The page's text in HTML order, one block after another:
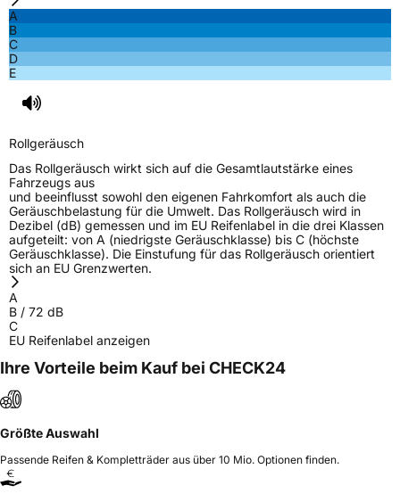
A
B
C
D
E
Rollgeräusch
Das Rollgeräusch wirkt sich auf die Gesamtlautstärke eines
Fahrzeugs aus
und beeinflusst sowohl den eigenen Fahrkomfort als auch die
Geräuschbelastung für die Umwelt. Das Rollgeräusch wird in
Dezibel (dB) gemessen und im EU Reifenlabel in die drei Klassen
aufgeteilt: von A (niedrigste Geräuschklasse) bis C (höchste
Geräuschklasse). Die Einstufung für das Rollgeräusch orientiert
sich an EU Grenzwerten.
A
B / 72 dB
C
EU Reifenlabel anzeigen
Ihre Vorteile beim Kauf bei CHECK24
Größte Auswahl
Passende Reifen & Kompletträder aus über 10 Mio. Optionen finden.